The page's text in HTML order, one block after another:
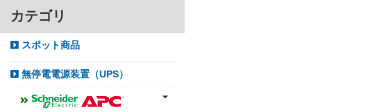
カテゴリ
スポット商品
無停電電源装置（UPS）